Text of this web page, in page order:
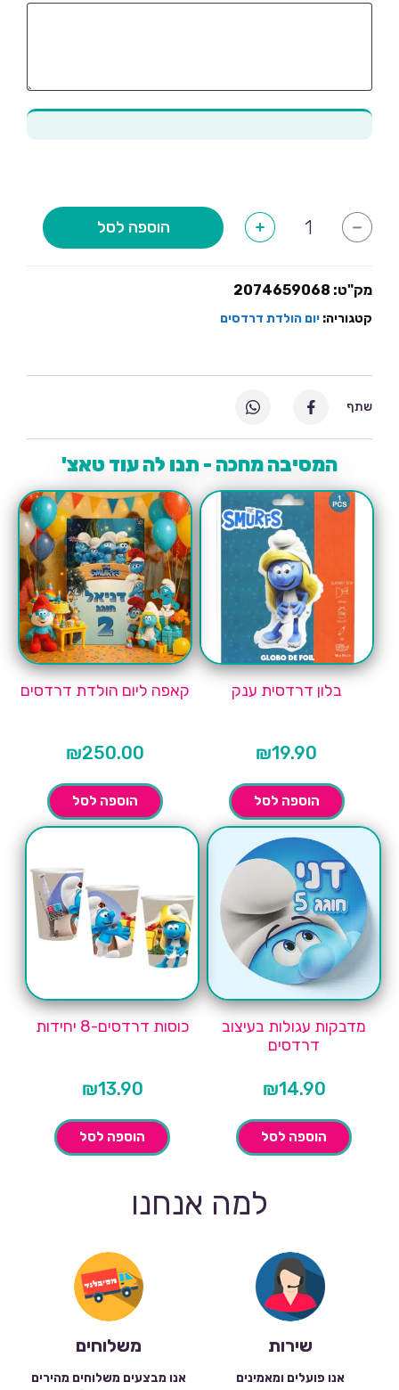
-
של
עם
+ הוספה לסל
מק"ט: 2074659068
קטגוריה: יום הולדת דרדסים
המסיבה מחכה - תנו לה עוד טאצ'
בלון דרדסית ענק
₪19.90
הוספה לסל
קאפה ליום הולדת דרדסים
₪250.00
הוספה לסל
מדבקות עגולות בעיצוב
דרדסים
₪14.90
הוספה לסל
כוסות דרדסים-8 יחידות
₪13.90
הוספה לסל
שתף
למה אנחנו
שירות
אנו פועלים ומאמינים
משלוחים
אנו מבצעים משלוחים מהירים